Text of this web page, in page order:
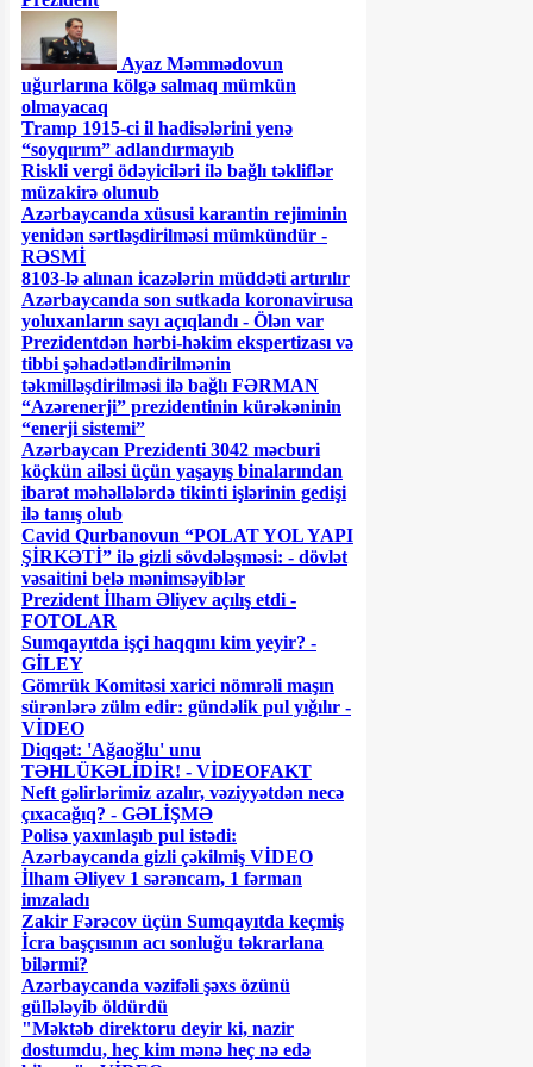
Ayaz Məmmədovun
uğurlarına kölgə salmaq mümkün
olmayacaq
Tramp 1915-ci il hadisələrini yenə
“soyqırım” adlandırmayıb
Riskli vergi ödəyiciləri ilə bağlı təkliflər
müzakirə olunub
Azərbaycanda xüsusi karantin rejiminin
yenidən sərtləşdirilməsi mümkündür -
RƏSMİ
8103-lə alınan icazələrin müddəti artırılır
Azərbaycanda son sutkada koronavirusa
yoluxanların sayı açıqlandı - Ölən var
Prezidentdən hərbi-həkim ekspertizası və
tibbi şəhadətləndirilmənin
təkmilləşdirilməsi ilə bağlı FƏRMAN
“Azərenerji” prezidentinin kürəkəninin
“enerji sistemi”
Azərbaycan Prezidenti 3042 məcburi
köçkün ailəsi üçün yaşayış binalarından
ibarət məhəllələrdə tikinti işlərinin gedişi
ilə tanış olub
Cavid Qurbanovun “POLAT YOL YAPI
ŞİRKƏTİ” ilə gizli sövdələşməsi: - dövlət
vəsaitini belə mənimsəyiblər
Prezident İlham Əliyev açılış etdi -
FOTOLAR
Sumqayıtda işçi haqqını kim yeyir? -
GİLEY
Gömrük Komitəsi xarici nömrəli maşın
sürənlərə zülm edir: gündəlik pul yığılır -
VİDEO
Diqqət: 'Ağaoğlu' unu
TƏHLÜKƏLİDİR! - VİDEOFAKT
Neft gəlirlərimiz azalır, vəziyyətdən necə
çıxacağıq? - GƏLİŞMƏ
Polisə yaxınlaşıb pul istədi:
Azərbaycanda gizli çəkilmiş VİDEO
İlham Əliyev 1 sərəncam, 1 fərman
imzaladı
Zakir Fərəcov üçün Sumqayıtda keçmiş
İcra başçısının acı sonluğu təkrarlana
bilərmi?
Azərbaycanda vəzifəli şəxs özünü
güllələyib öldürdü
"Məktəb direktoru deyir ki, nazir
dostumdu, heç kim mənə heç nə edə